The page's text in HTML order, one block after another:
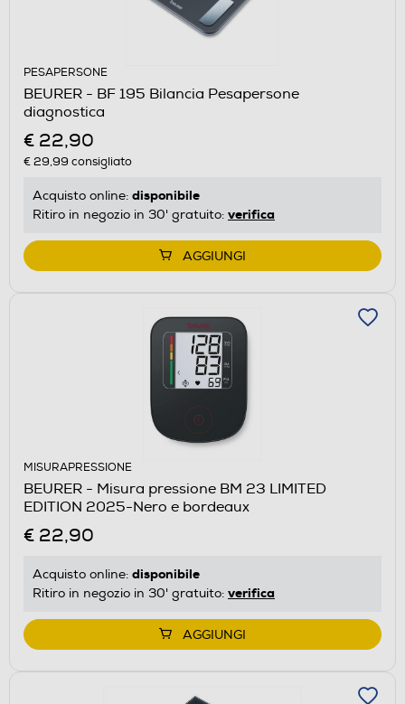
PESAPERSONE
BEURER - BF 195 Bilancia Pesapersone
diagnostica
€ 22,90
€ 29,99 consigliato
Acquisto online: disponibile
Ritiro in negozio in 30' gratuito: verifica
AGGIUNGI
MISURAPRESSIONE
BEURER - Misura pressione BM 23 LIMITED
EDITION 2025-Nero e bordeaux
€ 22,90
Acquisto online: disponibile
Ritiro in negozio in 30' gratuito: verifica
AGGIUNGI